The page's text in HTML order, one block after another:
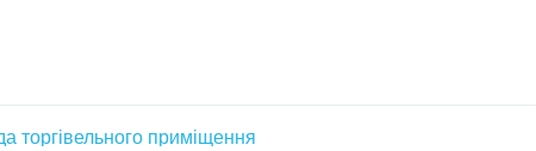
торгівельного приміщення